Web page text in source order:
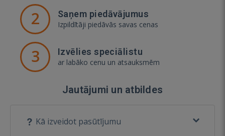
2 Saņem piedāvājumus
Izpildītāji piedāvās savas cenas
3 Izvēlies speciālistu
ar labāko cenu un atsauksmēm
Jautājumi un atbildes
Kā izveidot pasūtījumu